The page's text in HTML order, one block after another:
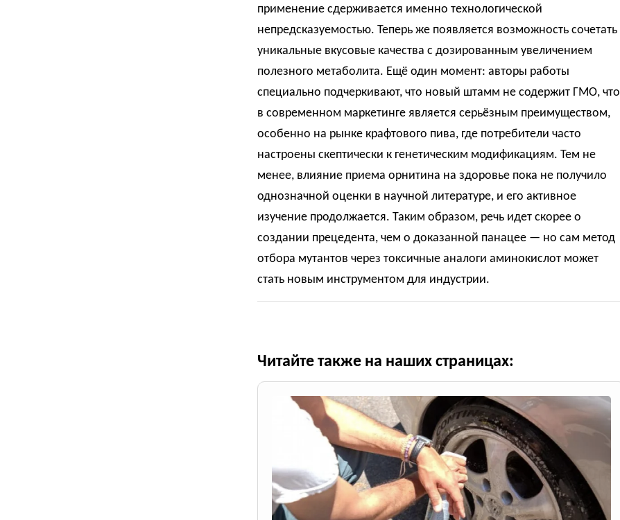
применение сдерживается именно технологической
непредсказуемостью. Теперь же появляется возможность сочетать
уникальные вкусовые качества с дозированным увеличением
полезного метаболита. Ещё один момент: авторы работы
специально подчеркивают, что новый штамм не содержит ГМО, что
в современном маркетинге является серьёзным преимуществом,
особенно на рынке крафтового пива, где потребители часто
настроены скептически к генетическим модификациям. Тем не
менее, влияние приема орнитина на здоровье пока не получило
однозначной оценки в научной литературе, и его активное
изучение продолжается. Таким образом, речь идет скорее о
создании прецедента, чем о доказанной панацее — но сам метод
отбора мутантов через токсичные аналоги аминокислот может
стать новым инструментом для индустрии.
Читайте также на наших страницах: